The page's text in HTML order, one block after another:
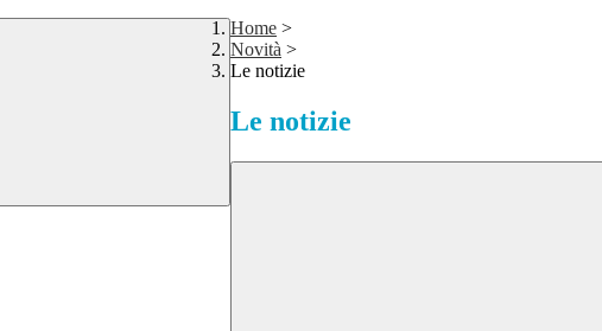
Home >
Novità >
Le notizie
Le notizie